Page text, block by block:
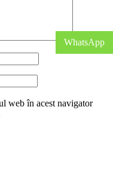
web în acest navigator
WhatsApp